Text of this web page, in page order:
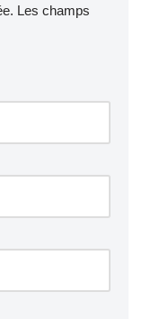
Les champs